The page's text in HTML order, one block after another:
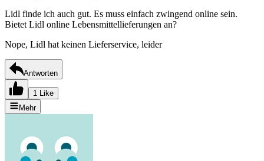
Lidl finde ich auch gut. Es muss einfach zwingend online sein.
Bietet Lidl online Lebensmittellieferungen an?
Nope, Lidl hat keinen Lieferservice, leider
Antworten
1 Like
Mehr